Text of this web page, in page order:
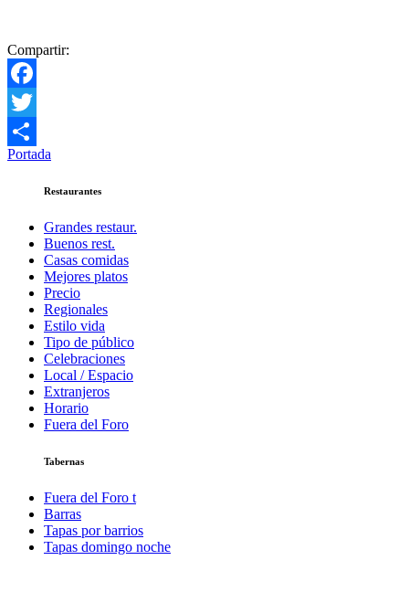
Compartir:
Facebook
Twitter
Compartir
Portada
Restaurantes
Grandes restaur.
Buenos rest.
Casas comidas
Mejores platos
Precio
Regionales
Estilo vida
Tipo de público
Celebraciones
Local / Espacio
Extranjeros
Horario
Fuera del Foro
Tabernas
Fuera del Foro t
Barras
Tapas por barrios
Tapas domingo noche